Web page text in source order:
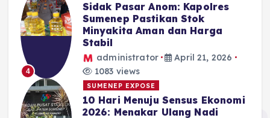
4
Sidak Pasar Anom: Kapolres
Sumenep Pastikan Stok
Minyakita Aman dan Harga
Stabil
administrator
April 21, 2026
1083 views
SUMENEP EXPOSE
10 Hari Menuju Sensus Ekonomi
2026: Menakar Ulang Nadi